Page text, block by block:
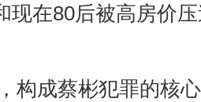
现在80后被高房价
构成蔡彬犯罪的核